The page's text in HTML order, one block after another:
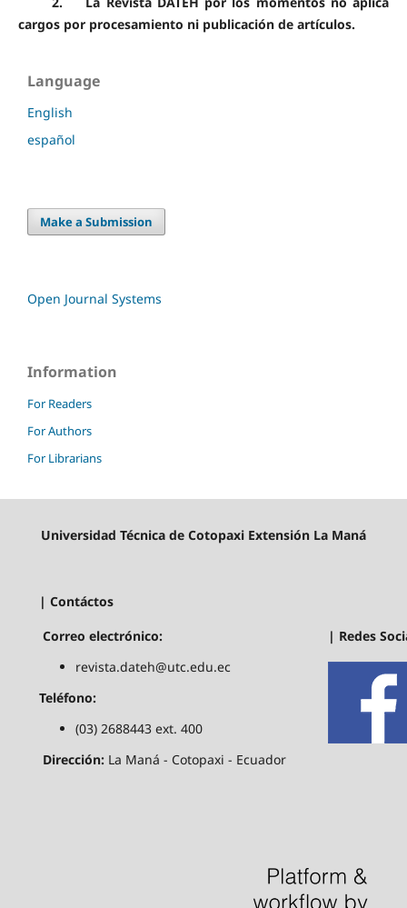
cargos por procesamiento ni publicación de artículos.
Language
English
español
Make a Submission
Open Journal Systems
Information
For Readers
For Authors
For Librarians
Universidad Técnica de Cotopaxi Extensión La Maná
| Contáctos
Correo electrónico:
revista.dateh@utc.edu.ec
Teléfono:
(03) 2688443 ext. 400
Dirección: La Maná - Cotopaxi - Ecuador
| Redes